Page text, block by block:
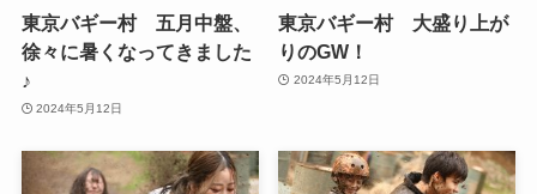
東京バギー村 五月中盤、
徐々に暑くなってきました
♪
2024年5月12日
東京バギー村 大盛り上が
りのGW！
2024年5月12日